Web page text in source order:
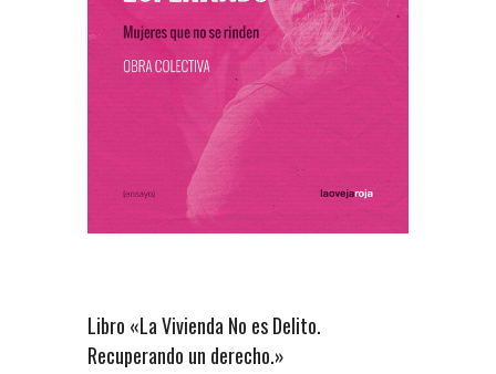
Libro «La Vivienda No es Delito.
Recuperando un derecho.»